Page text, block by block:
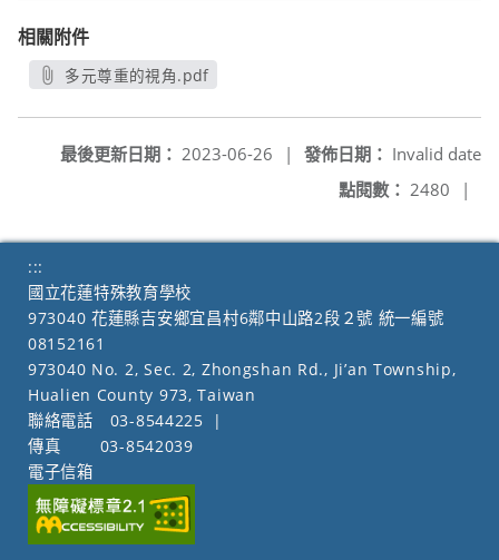
相關附件
多元尊重的視角.pdf
發佈日期： Invalid date
最後更新日期： 2023-06-26
|
點閱數： 2480 |
:::
國立花蓮特殊教育學校
973040 花蓮縣吉安鄉宜昌村6鄰中山路2段２號 統一編號
08152161
973040 No. 2, Sec. 2, Zhongshan Rd., Ji’an Township,
Hualien County 973, Taiwan
聯絡電話
03-8544225
|
傳真
03-8542039
電子信箱